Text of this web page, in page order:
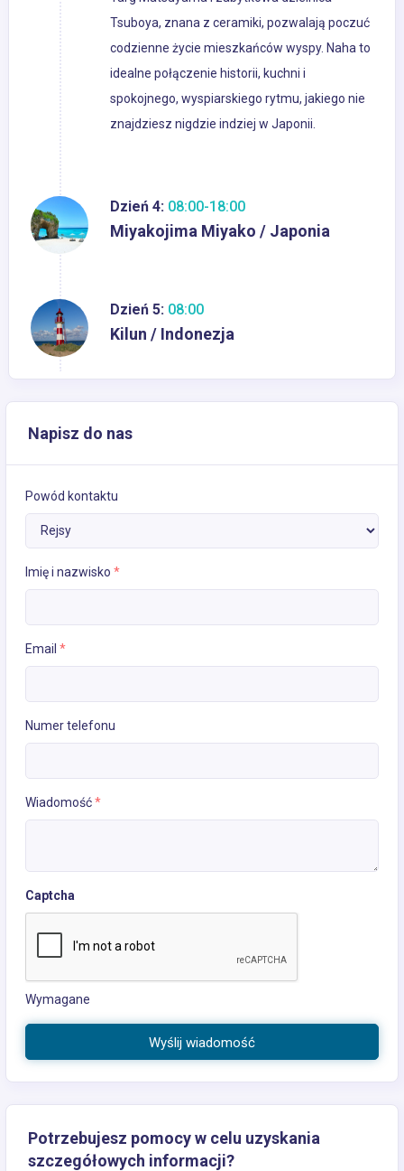
Tsuboya, znana z ceramiki, pozwalają poczuć
codzienne życie mieszkańców wyspy. Naha to
idealne połączenie historii, kuchni i
spokojnego, wyspiarskiego rytmu, jakiego nie
znajdziesz nigdzie indziej w Japonii.
Dzień 4: 08:00-18:00
Miyakojima Miyako / Japonia
Dzień 5: 08:00
Kilun / Indonezja
Napisz do nas
Powód kontaktu
Imię i nazwisko *
Email *
Numer telefonu
Wiadomość*
Captcha
Wymagane
Wyślij wiadomość
Potrzebujesz pomocy w celu uzyskania
szczegółowych informacji?